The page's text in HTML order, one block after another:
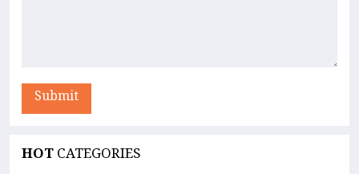
Submit
HOTCATEGORIES